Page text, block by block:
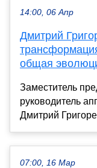
14:00, 06 Апр
Дмитрий
общая
Заместитель
руководитель
Дмитрий
07:00, 16 Мар